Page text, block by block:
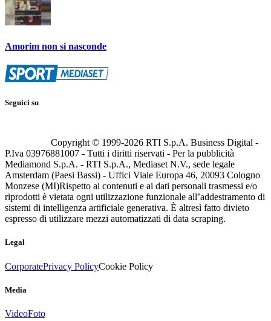
Amorim non si nasconde
Seguici su
Copyright © 1999-2026 RTI S.p.A. Business Digital -
P.Iva 03976881007 - Tutti i diritti riservati - Per la pubblicità
Mediamond S.p.A. - RTI S.p.A., Mediaset N.V., sede legale
Amsterdam (Paesi Bassi) - Uffici Viale Europa 46, 20093 Cologno
Monzese (MI)Rispetto ai contenuti e ai dati personali trasmessi e/o
riprodotti è vietata ogni utilizzazione funzionale all’addestramento di
sistemi di intelligenza artificiale generativa. È altresì fatto divieto
espresso di utilizzare mezzi automatizzati di data scraping.
Legal
CorporatePrivacy PolicyCookie Policy
Media
VideoFoto